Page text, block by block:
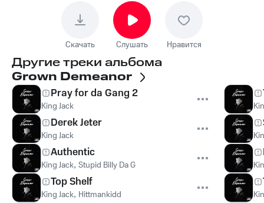
Скачать Слушать Нравится
Другие треки альбома
Grown Demeanor
Pray for da Gang 2
King Jack
Derek Jeter
King Jack
Authentic
King Jack, Stupid Billy Da G
Top Shelf
King Jack, Hittmankidd